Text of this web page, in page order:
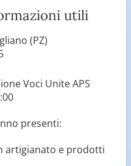
utili
(PZ)
Voci Unite APS
presenti:
artigianato e prodotti